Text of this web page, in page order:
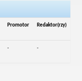
Promotor Redaktor(rzy)
- -